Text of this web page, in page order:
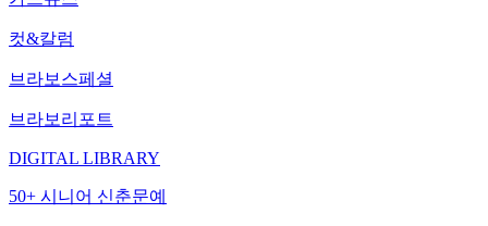
컷&칼럼
브라보스페셜
브라보리포트
DIGITAL LIBRARY
50+ 시니어 신춘문예